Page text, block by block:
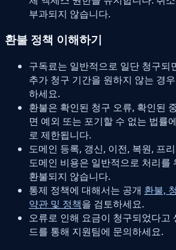
부과되지 않습니다.
환불 정책 이해하기
구독료는 일반적으로 일단 청구되
추가 청구 기간을 원하지 않는 경
하세요.
환불은 확인된 청구 오류, 확인된
면 예외 또는 포기할 수 없는 법률
로 제한됩니다.
도메인 등록, 갱신, 이전, 복원, 프
도메인 비용은 일반적으로 처리를
환불되지 않습니다.
통제 정책에 대해서는 공개 환불,
약관 및 정책을 검토하세요.
오류로 인해 요금이 청구되었다고
드를 통해 지원팀에 문의하세요.